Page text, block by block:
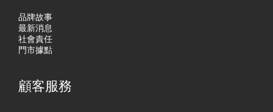
品牌故事
最新消息
社會責任
門市據點
顧客服務